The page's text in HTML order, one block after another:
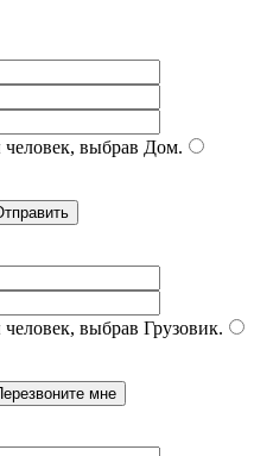
выбрав Дом.
выбрав Грузовик.